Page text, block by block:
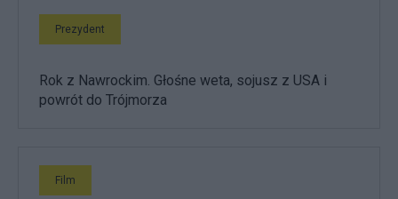
Prezydent
Rok z Nawrockim. Głośne weta, sojusz z USA i
powrót do Trójmorza
Film